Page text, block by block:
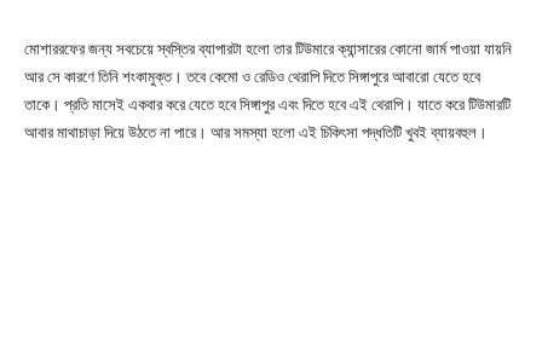
মোশাররফের জন্য সবচেয়ে স্বস্তির ব্যাপারটা হলো তার টিউমারে ক্যান্সারের কোনো জার্ম পাওয়া যায়নি
আর সে কারণে তিনি শংকামুক্ত। তবে কেমো ও রেডিও থেরাপি দিতে সিঙ্গাপুরে আবারো যেতে হবে
তাকে। প্রতি মাসেই একবার করে যেতে হবে সিঙ্গাপুর এবং দিতে হবে এই থেরাপি। যাতে করে টিউমারটি
আবার মাথাচাড়া দিয়ে উঠতে না পারে। আর সমস্যা হলো এই চিকিৎসা পদ্ধতিটি খুবই ব্যায়বহুল।